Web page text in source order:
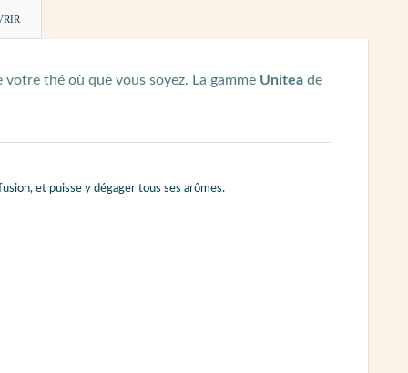
thé où que vous soyez. La gamme Unitea de
et puisse y dégager tous ses arômes.